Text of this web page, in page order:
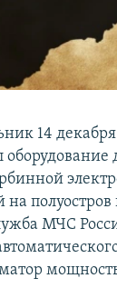
14
оборудование
на
МЧС